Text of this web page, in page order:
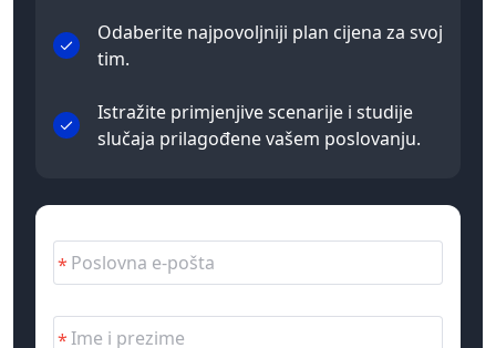
Odaberite najpovoljniji plan cijena za svoj
tim.
Istražite primjenjive scenarije i studije
slučaja prilagođene vašem poslovanju.